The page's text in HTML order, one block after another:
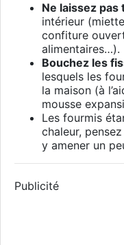
Ne laissez
intérieur
confiture
alimentaires…).
Bouchez les
lesquels les
la maison (à
mousse
Les fourmis
chaleur, pensez
y amener un
Publicité